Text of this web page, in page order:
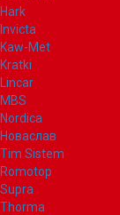
Hark
Invicta
Kaw-Met
Kratki
Lincar
MBS
Nordica
Новаслав
Tim Sistem
Romotop
Supra
Thorma